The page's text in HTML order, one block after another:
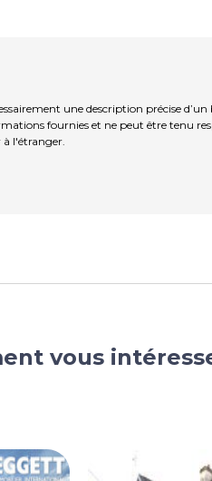
une description précise
fournies et ne peut être tenu
l'étranger.
vous